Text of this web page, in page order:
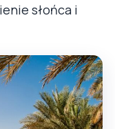
słońca i